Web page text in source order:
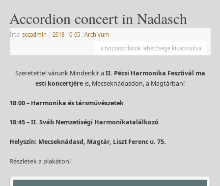
Accordion concert in Nadasch
Írta: secadmin 2018-10-05
Archívum
a hozzászólások lehetősége kikapcsolva
Szeretettel várunk Mindenkit a II. Pécsi Harmonika Fesztivál ma
esti koncertjére is, Mecseknádasdon, a Magtárban!
18:00 – Harmonika és társművészetek
18:45 – II. Sváb Nemzetiségi Harmonikatalálkozó
Helyszín: Mecseknádasd, Magtár, Liszt Ferenc u. 75.
Részletek a plakáton!